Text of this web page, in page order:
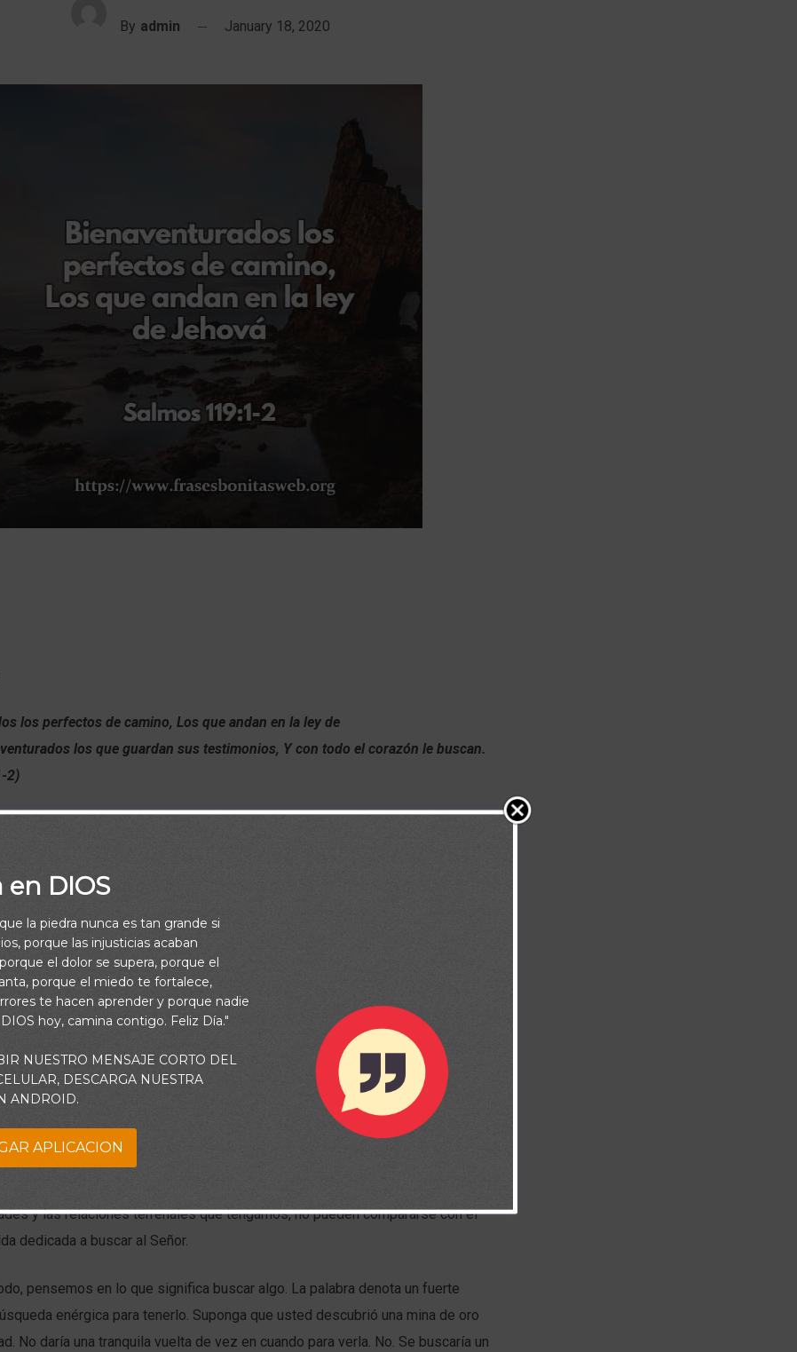
By admin January 18, 2020
los perfectos de camino, Los que andan en la ley de
los que guardan sus testimonios, Y con todo el corazón le buscan.
2)
ambiciones y deseos. Y aunque ellos no son necesariamente malos,
y las relaciones terrenales que tengamos, no pueden compararse con el
dedicada a buscar al Señor.
pensemos en lo que significa buscar algo. La palabra denota un fuerte
enérgica para tenerlo. Suponga que usted descubrió una mina de oro
No daría una tranquila vuelta de vez en cuando para verla. No. Se buscaría un
en DIOS
la piedra nunca es tan grande si
porque las injusticias acaban
el dolor se supera, porque el
porque el miedo te fortalece,
te hacen aprender y porque nadie
hoy, camina contigo. Feliz Día."
NUESTRO MENSAJE CORTO DEL
DESCARGA NUESTRA
ANDROID.
APLICACION